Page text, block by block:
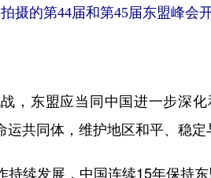
的第44届和第45届东盟峰会
东盟应当同中国进一步深化
共同体，维护地区和平、稳定
续发展，中国连续15年保持东